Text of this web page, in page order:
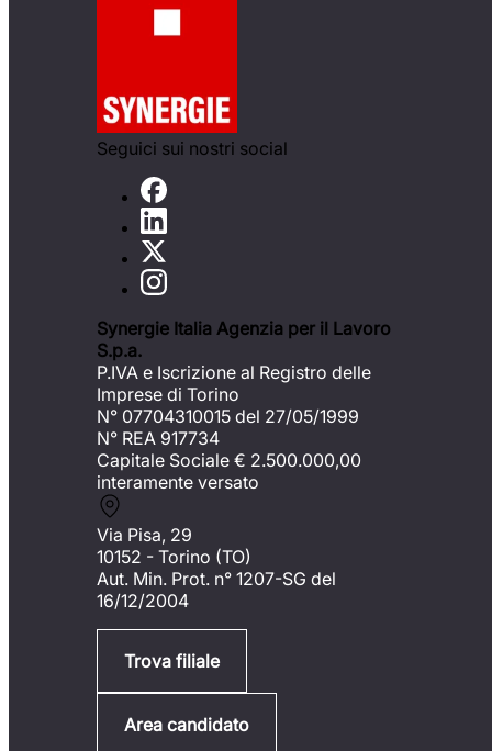
Seguici sui nostri social
Synergie Italia Agenzia per il Lavoro
S.p.a.
P.IVA e Iscrizione al Registro delle
Imprese di Torino
N° 07704310015 del 27/05/1999
N° REA 917734
Capitale Sociale € 2.500.000,00
interamente versato
Via Pisa, 29
10152 - Torino (TO)
Aut. Min. Prot. n° 1207-SG del
16/12/2004
Trova filiale
Area candidato